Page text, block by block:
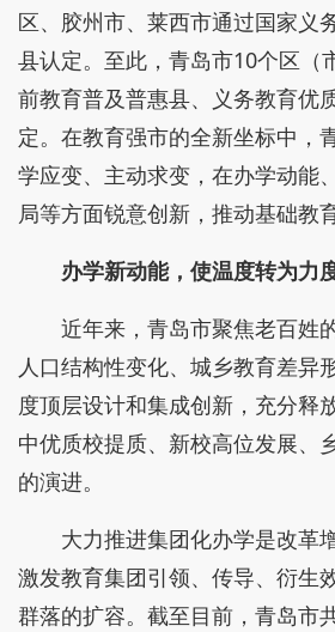
区、胶州市、莱西市通过国家义
县认定。至此，青岛市10个区（
前教育普及普惠县、义务教育优
定。在教育强市的全新坐标中，
学应变、主动求变，在办学动能
局等方面锐意创新，推动基础教
办学新动能，使温度转为力
近年来，青岛市聚焦老百姓
人口结构性变化、城乡教育差异
度顶层设计和集成创新，充分释
中优质校提质、新校高位发展、
的演进。
大力推进集团化办学是改革
激发教育集团引领、传导、衍生
群落的扩容。截至目前，青岛市